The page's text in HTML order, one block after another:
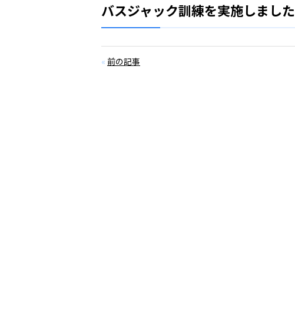
バスジャック訓練を実施しました
« 前の記事